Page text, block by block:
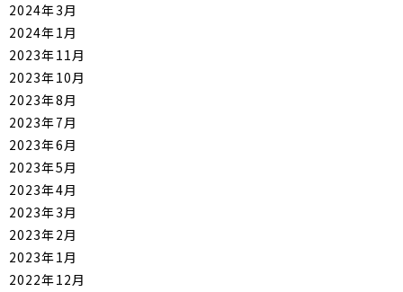
2024年3月
2024年1月
2023年11月
2023年10月
2023年8月
2023年7月
2023年6月
2023年5月
2023年4月
2023年3月
2023年2月
2023年1月
2022年12月